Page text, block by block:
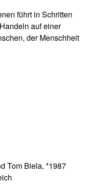
führt in Schritten
auf einer
der Menschheit
Tom Biela, *1987